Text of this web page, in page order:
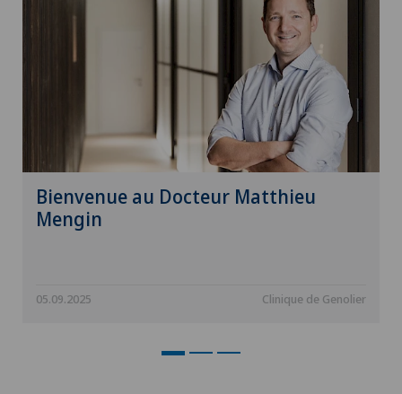
Examen du médecin généraliste
Examens gynécologiques
Gastroentérologie et hépatologie
Bienvenue au Docteur Matthieu
Mengin
05.09.2025 Clinique de Genolier